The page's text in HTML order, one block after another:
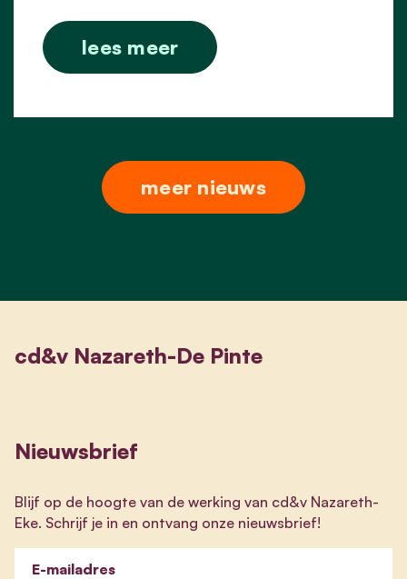
lees meer
meer nieuws
cd&v Nazareth-De Pinte
Nieuwsbrief
Blijf op de hoogte van de werking van cd&v Nazareth-
Eke. Schrijf je in en ontvang onze nieuwsbrief!
E-mailadres